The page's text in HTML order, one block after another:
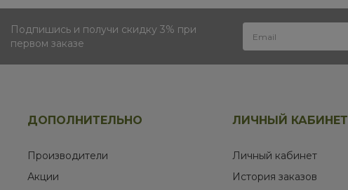
Подпишись и получи скидку 3% при
первом заказе
ДОПОЛНИТЕЛЬНО
Производители
Акции
ЛИЧНЫЙ КАБИНЕТ
Личный кабинет
История заказов